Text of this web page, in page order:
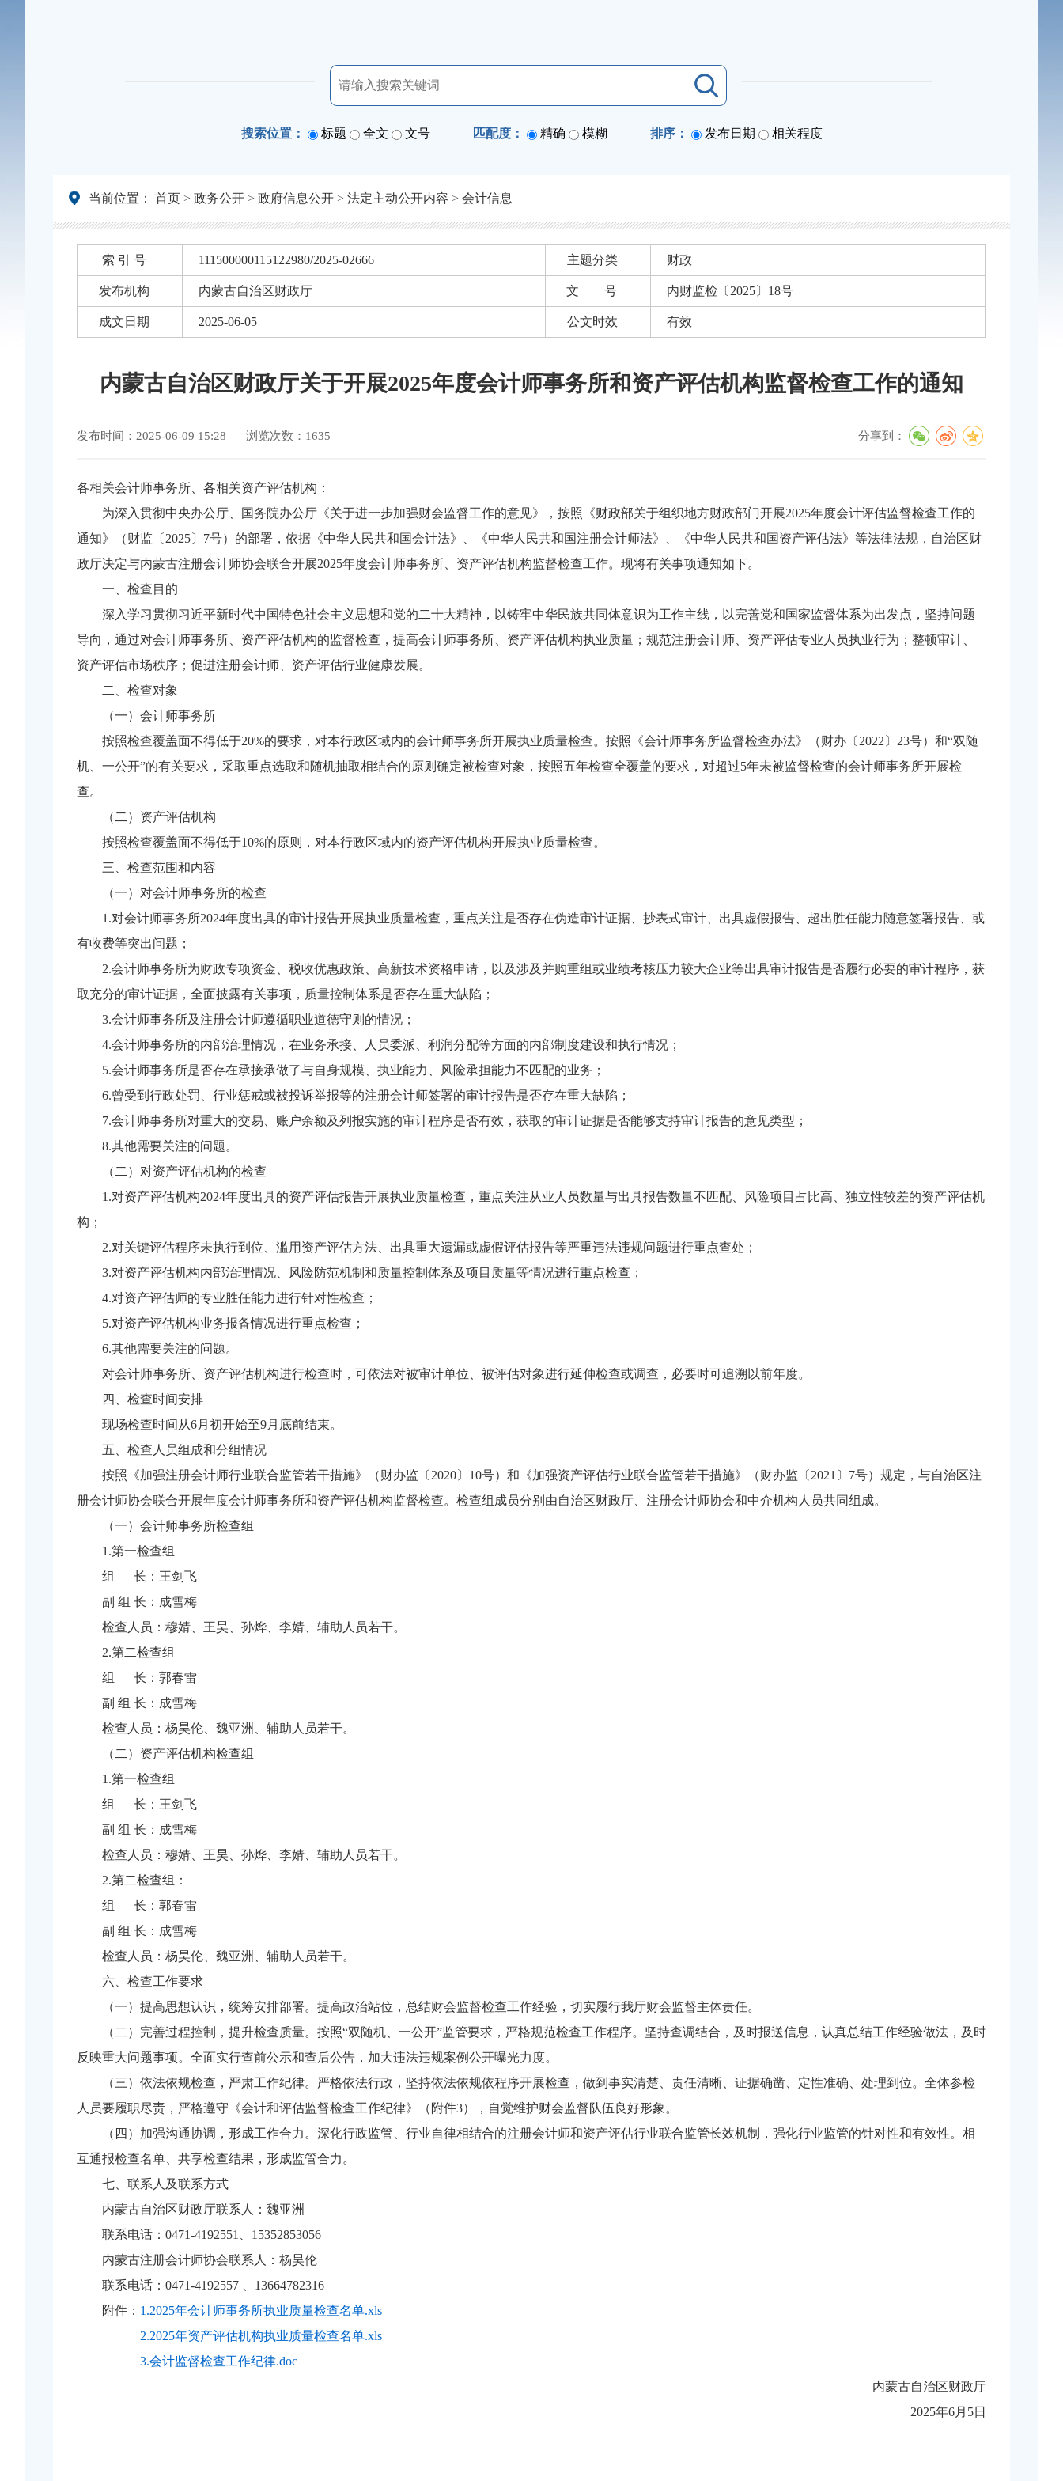
搜索位置： 标题 全文 文号 匹配度： 精确 模糊 排序： 发布日期 相关程度
当前位置： 首页 > 政务公开 > 政府信息公开 > 法定主动公开内容 > 会计信息
索 引 号 111500000115122980/2025-02666 主题分类 财政
发布机构 内蒙古自治区财政厅 文 号 内财监检〔2025〕18号
成文日期 2025-06-05 公文时效 有效
内蒙古自治区财政厅关于开展2025年度会计师事务所和资产评估机构监督检查工作的通知
发布时间：2025-06-09 15:28 浏览次数：1635 分享到：
各相关会计师事务所、各相关资产评估机构：
为深入贯彻中央办公厅、国务院办公厅《关于进一步加强财会监督工作的意见》，按照《财政部关于组织地方财政部门开展2025年度会计评估监督检查工作的
通知》（财监〔2025〕7号）的部署，依据《中华人民共和国会计法》、《中华人民共和国注册会计师法》、《中华人民共和国资产评估法》等法律法规，自治区财
政厅决定与内蒙古注册会计师协会联合开展2025年度会计师事务所、资产评估机构监督检查工作。现将有关事项通知如下。
一、检查目的
深入学习贯彻习近平新时代中国特色社会主义思想和党的二十大精神，以铸牢中华民族共同体意识为工作主线，以完善党和国家监督体系为出发点，坚持问题
导向，通过对会计师事务所、资产评估机构的监督检查，提高会计师事务所、资产评估机构执业质量；规范注册会计师、资产评估专业人员执业行为；整顿审计、
资产评估市场秩序；促进注册会计师、资产评估行业健康发展。
二、检查对象
（一）会计师事务所
按照检查覆盖面不得低于20%的要求，对本行政区域内的会计师事务所开展执业质量检查。按照《会计师事务所监督检查办法》（财办〔2022〕23号）和“双随
机、一公开”的有关要求，采取重点选取和随机抽取相结合的原则确定被检查对象，按照五年检查全覆盖的要求，对超过5年未被监督检查的会计师事务所开展检
查。
（二）资产评估机构
按照检查覆盖面不得低于10%的原则，对本行政区域内的资产评估机构开展执业质量检查。
三、检查范围和内容
（一）对会计师事务所的检查
1.对会计师事务所2024年度出具的审计报告开展执业质量检查，重点关注是否存在伪造审计证据、抄表式审计、出具虚假报告、超出胜任能力随意签署报告、或
有收费等突出问题；
2.会计师事务所为财政专项资金、税收优惠政策、高新技术资格申请，以及涉及并购重组或业绩考核压力较大企业等出具审计报告是否履行必要的审计程序，获
取充分的审计证据，全面披露有关事项，质量控制体系是否存在重大缺陷；
3.会计师事务所及注册会计师遵循职业道德守则的情况；
4.会计师事务所的内部治理情况，在业务承接、人员委派、利润分配等方面的内部制度建设和执行情况；
5.会计师事务所是否存在承接承做了与自身规模、执业能力、风险承担能力不匹配的业务；
6.曾受到行政处罚、行业惩戒或被投诉举报等的注册会计师签署的审计报告是否存在重大缺陷；
7.会计师事务所对重大的交易、账户余额及列报实施的审计程序是否有效，获取的审计证据是否能够支持审计报告的意见类型；
8.其他需要关注的问题。
（二）对资产评估机构的检查
1.对资产评估机构2024年度出具的资产评估报告开展执业质量检查，重点关注从业人员数量与出具报告数量不匹配、风险项目占比高、独立性较差的资产评估机
构；
2.对关键评估程序未执行到位、滥用资产评估方法、出具重大遗漏或虚假评估报告等严重违法违规问题进行重点查处；
3.对资产评估机构内部治理情况、风险防范机制和质量控制体系及项目质量等情况进行重点检查；
4.对资产评估师的专业胜任能力进行针对性检查；
5.对资产评估机构业务报备情况进行重点检查；
6.其他需要关注的问题。
对会计师事务所、资产评估机构进行检查时，可依法对被审计单位、被评估对象进行延伸检查或调查，必要时可追溯以前年度。
四、检查时间安排
现场检查时间从6月初开始至9月底前结束。
五、检查人员组成和分组情况
按照《加强注册会计师行业联合监管若干措施》（财办监〔2020〕10号）和《加强资产评估行业联合监管若干措施》（财办监〔2021〕7号）规定，与自治区注
册会计师协会联合开展年度会计师事务所和资产评估机构监督检查。检查组成员分别由自治区财政厅、注册会计师协会和中介机构人员共同组成。
（一）会计师事务所检查组
1.第一检查组
组 长：王剑飞
副 组 长：成雪梅
检查人员：穆婧、王昊、孙烨、李婧、辅助人员若干。
2.第二检查组
组 长：郭春雷
副 组 长：成雪梅
检查人员：杨昊伦、魏亚洲、辅助人员若干。
（二）资产评估机构检查组
1.第一检查组
组 长：王剑飞
副 组 长：成雪梅
检查人员：穆婧、王昊、孙烨、李婧、辅助人员若干。
2.第二检查组：
组 长：郭春雷
副 组 长：成雪梅
检查人员：杨昊伦、魏亚洲、辅助人员若干。
六、检查工作要求
（一）提高思想认识，统筹安排部署。提高政治站位，总结财会监督检查工作经验，切实履行我厅财会监督主体责任。
（二）完善过程控制，提升检查质量。按照“双随机、一公开”监管要求，严格规范检查工作程序。坚持查调结合，及时报送信息，认真总结工作经验做法，及时
反映重大问题事项。全面实行查前公示和查后公告，加大违法违规案例公开曝光力度。
（三）依法依规检查，严肃工作纪律。严格依法行政，坚持依法依规依程序开展检查，做到事实清楚、责任清晰、证据确凿、定性准确、处理到位。全体参检
人员要履职尽责，严格遵守《会计和评估监督检查工作纪律》（附件3），自觉维护财会监督队伍良好形象。
（四）加强沟通协调，形成工作合力。深化行政监管、行业自律相结合的注册会计师和资产评估行业联合监管长效机制，强化行业监管的针对性和有效性。相
互通报检查名单、共享检查结果，形成监管合力。
七、联系人及联系方式
内蒙古自治区财政厅联系人：魏亚洲
联系电话：0471-4192551、15352853056
内蒙古注册会计师协会联系人：杨昊伦
联系电话：0471-4192557 、13664782316
附件： 1.2025年会计师事务所执业质量检查名单.xls
2.2025年资产评估机构执业质量检查名单.xls
3.会计监督检查工作纪律.doc
内蒙古自治区财政厅
2025年6月5日